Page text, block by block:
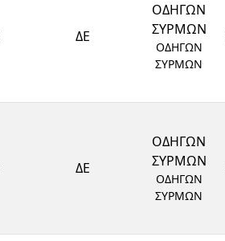
ΔΕ
ΟΔΗΓΩΝ
ΣΥΡΜΩΝ
ΟΔΗΓΩΝ
ΣΥΡΜΩΝ
ΔΕ
ΟΔΗΓΩΝ
ΣΥΡΜΩΝ
ΟΔΗΓΩΝ
ΣΥΡΜΩΝ